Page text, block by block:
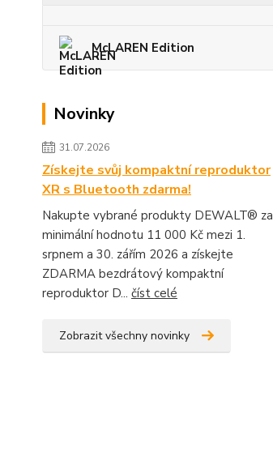
McLAREN Edition
Novinky
31.07.2026
Získejte svůj kompaktní reproduktor
XR s Bluetooth zdarma!
Nakupte vybrané produkty DEWALT® za
minimální hodnotu 11 000 Kč mezi 1.
srpnem a 30. zářím 2026 a získejte
ZDARMA bezdrátový kompaktní
reproduktor D... číst celé
Zobrazit všechny novinky